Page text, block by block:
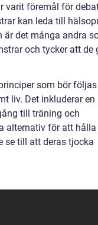
varit föremål för
kan leda till
är det många andra
och tycker att de
som bör
liv. Det inkluderar en
till träning och
alternativ för att
se till att deras tjocka